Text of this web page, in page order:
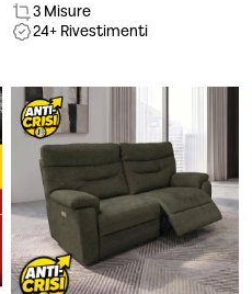
3 Misure
24+ Rivestimenti